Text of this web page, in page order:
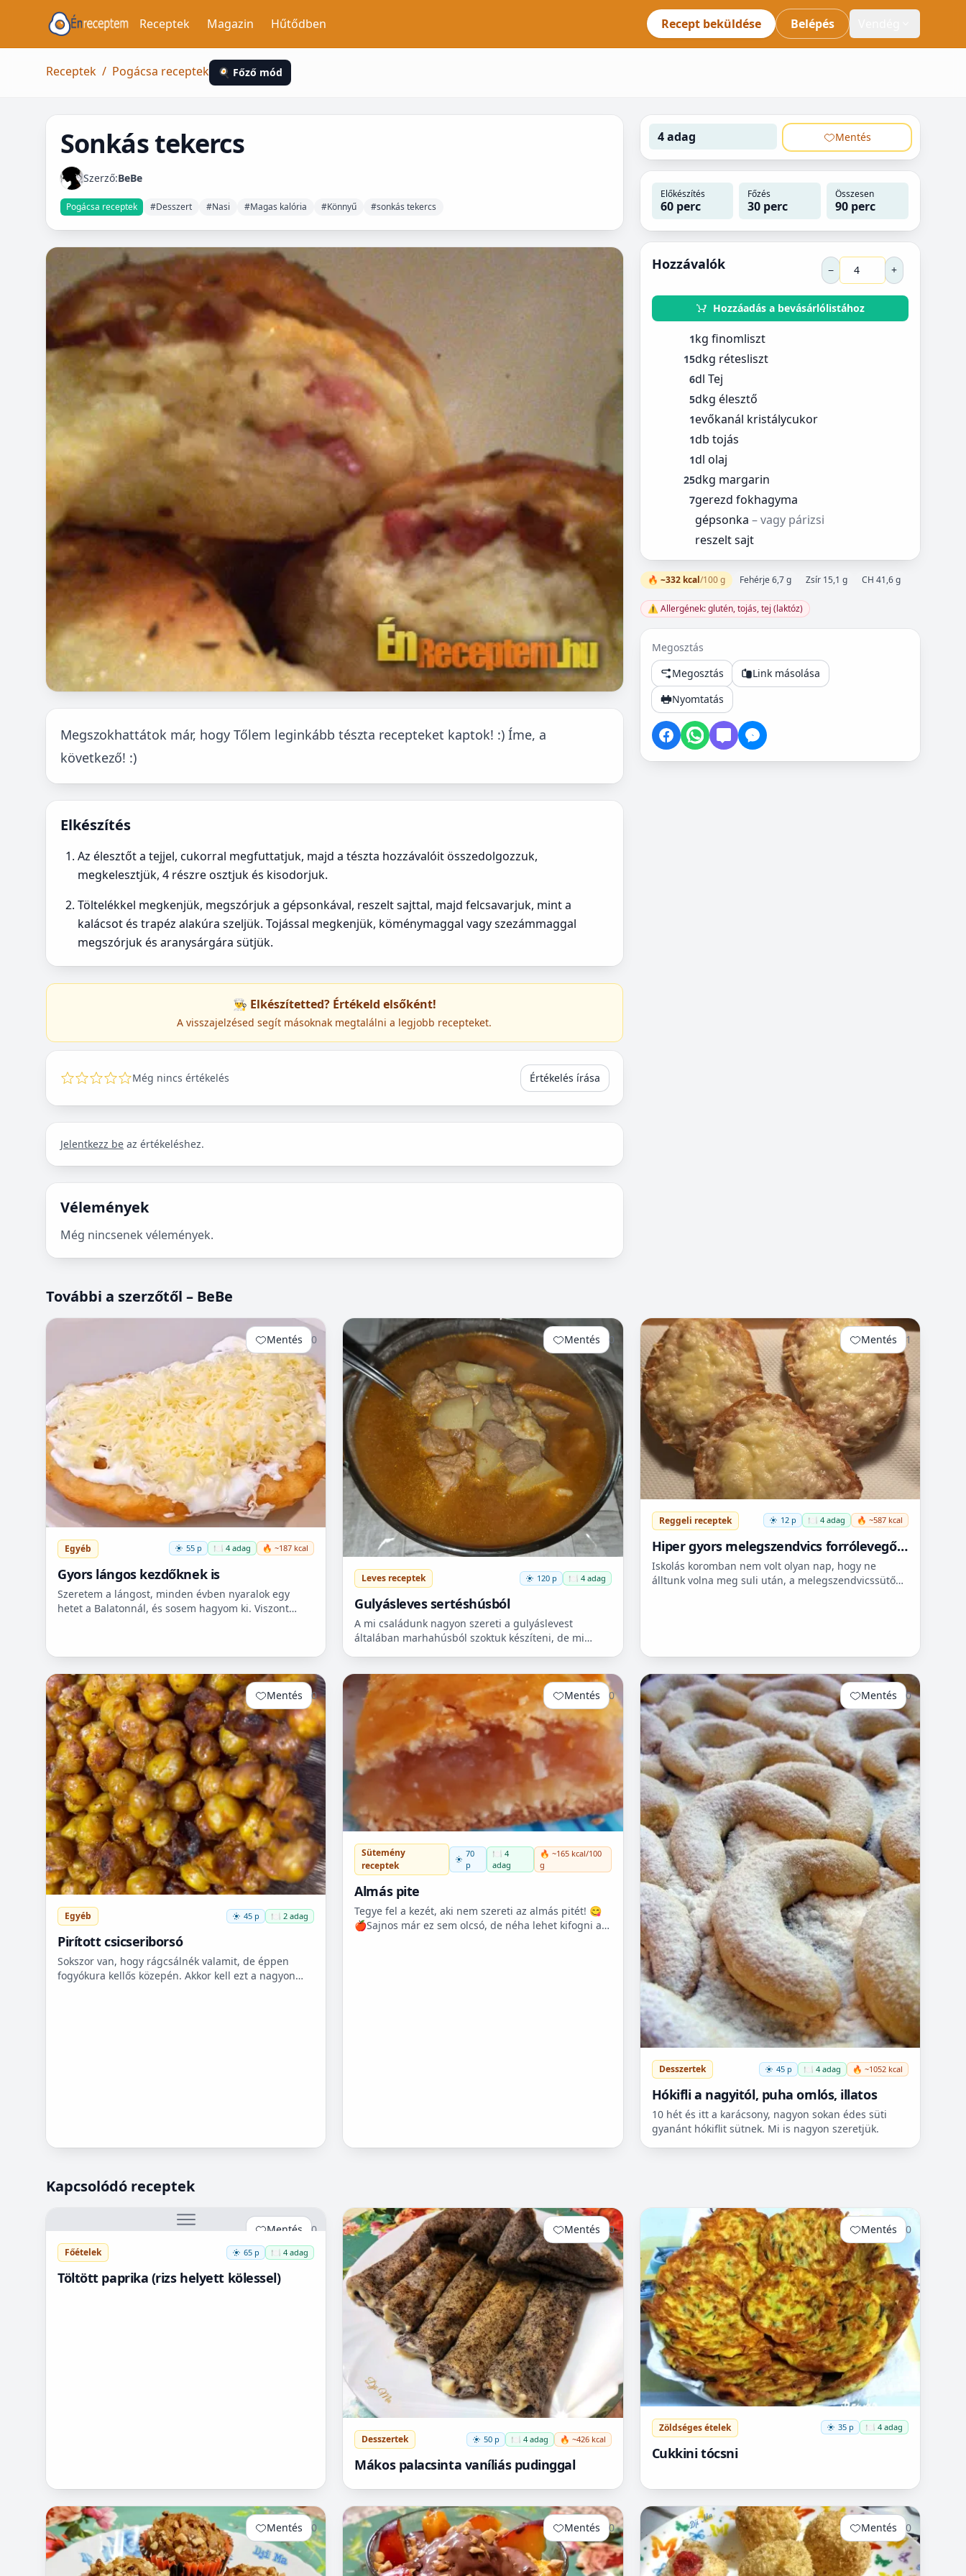
Receptek Magazin Hűtődben Recept beküldése Belépés
Receptek / Pogácsa receptek 🍳 Főző mód
Sonkás tekercs
Szerző:BeBe
Pogácsa receptek #Desszert #Nasi #Magas kalória #Könnyű #sonkás tekercs
Megszokhattátok már, hogy Tőlem leginkább tészta recepteket kaptok! :) Íme, a
következő! :)
Elkészítés
Az élesztőt a tejjel, cukorral megfuttatjuk, majd a tészta hozzávalóit összedolgozzuk,
megkelesztjük, 4 részre osztjuk és kisodorjuk.
Töltelékkel megkenjük, megszórjuk a gépsonkával, reszelt sajttal, majd felcsavarjuk, mint a
kalácsot és trapéz alakúra szeljük. Tojással megkenjük, köménymaggal vagy szezámmaggal
megszórjuk és aranysárgára sütjük.
👨‍🍳 Elkészítetted? Értékeld elsőként!
A visszajelzésed segít másoknak megtalálni a legjobb recepteket.
Még nincs értékelés Értékelés írása
Jelentkezz be az értékeléshez.
Vélemények
Még nincsenek vélemények.
4 adag Mentés
Előkészítés
60 perc
Főzés
30 perc
Összesen
90 perc
Hozzávalók − +
Hozzáadás a bevásárlólistához
1kg finomliszt
15dkg rétesliszt
6dl Tej
5dkg élesztő
1evőkanál kristálycukor
1db tojás
1dl olaj
25dkg margarin
7gerezd fokhagyma
gépsonka – vagy párizsi
reszelt sajt
🔥 ~332 kcal/100 g Fehérje 6,7 g Zsír 15,1 g CH 41,6 g
⚠️ Allergének: glutén, tojás, tej (laktóz)
Megosztás
Megosztás
Link másolása
Nyomtatás
További a szerzőtől – BeBe
Mentés 0
Egyéb 55 p 🍽️ 4 adag 🔥 ~187 kcal
Gyors lángos kezdőknek is
Szeretem a lángost, minden évben nyaralok egy
hetet a Balatonnál, és sosem hagyom ki. Viszont
Mentés 0
Leves receptek 120 p 🍽️ 4 adag
Gulyásleves sertéshúsból
A mi családunk nagyon szereti a gulyáslevest
általában marhahúsból szoktuk készíteni, de mi
Mentés 1
Reggeli receptek 12 p 🍽️ 4 adag 🔥 ~587 kcal
Hiper gyors melegszendvics forrólevegős
sütőbe
Iskolás koromban nem volt olyan nap, hogy ne
álltunk volna meg suli után, a melegszendvicssütő
Mentés 0
Egyéb 45 p 🍽️ 2 adag
Pirított csicseriborsó
Sokszor van, hogy rágcsálnék valamit, de éppen
fogyókura kellős közepén. Akkor kell ezt a nagyon
Mentés 0
Sütemény
receptek
70
p
🍽️ 4
adag
🔥 ~165 kcal/100
g
Almás pite
Tegye fel a kezét, aki nem szereti az almás pitét! 😋
🍎Sajnos már ez sem olcsó, de néha lehet kifogni a
Mentés 0
Desszertek 45 p 🍽️ 4 adag 🔥 ~1052 kcal
Hókifli a nagyitól, puha omlós, illatos
10 hét és itt a karácsony, nagyon sokan édes süti
gyanánt hókiflit sütnek. Mi is nagyon szeretjük.
Kapcsolódó receptek
Mentés 0
Főételek 65 p 🍽️ 4 adag
Töltött paprika (rizs helyett kölessel)
Mentés 0
Desszertek 50 p 🍽️ 4 adag 🔥 ~426 kcal
Mákos palacsinta vaníliás pudinggal
Mentés 0
Zöldséges ételek 35 p 🍽️ 4 adag
Cukkini tócsni
Mentés 0 Mentés 0 Mentés 0